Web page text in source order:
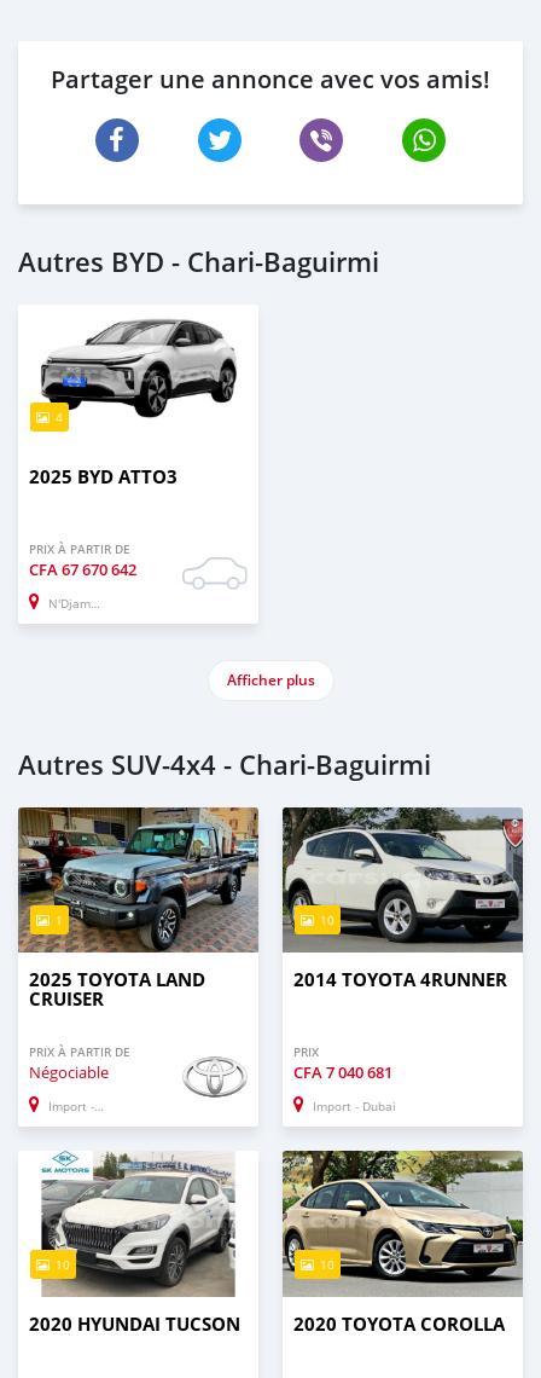
Partager une annonce avec vos amis!
Autres BYD - Chari-Baguirmi
4
2025 BYD ATTO3
PRIX À PARTIR DE
CFA67 670 642
N'Djamena
Afficher plus
Autres SUV‒4x4 - Chari-Baguirmi
1
2025 TOYOTA LAND
CRUISER
PRIX À PARTIR DE
Négociable
Import - Dubai
10
2014 TOYOTA 4RUNNER
PRIX
CFA7 040 681
Import - Dubai
10
2020 HYUNDAI TUCSON
10
2020 TOYOTA COROLLA